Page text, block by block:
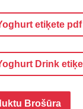
etiķete pdf
Drink
Brošūra